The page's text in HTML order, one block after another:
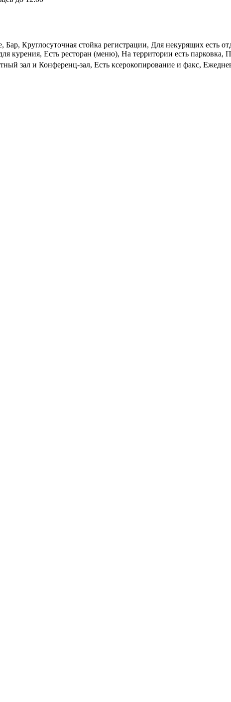
Круглосуточная стойка регистрации, Для некурящих есть
курения, Есть ресторан (меню), На территории есть парковка,
зал и Конференц-зал, Есть ксерокопирование и факс,